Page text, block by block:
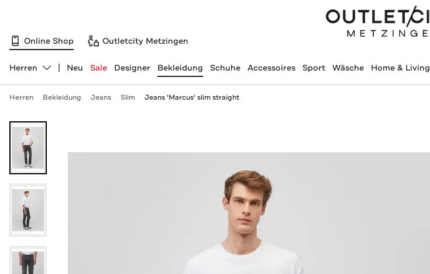
Online Shop Outletcity Metzingen
Abteilung ändern, ausgewählt:
Herren Neu Sale Designer Bekleidung Schuhe Accessoires Sport Wäsche Home & Living
Herren Bekleidung Jeans Slim Jeans 'Marcus' slim straight